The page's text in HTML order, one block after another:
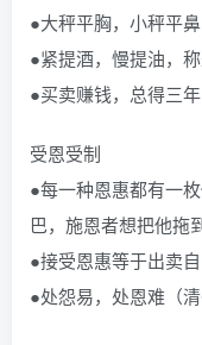
●大秤平胸，小秤平鼻
●紧提酒，慢提油，
●买卖赚钱，总得三年
受恩受制
●每一种恩惠都有一
巴，施恩者想把他拖
●接受恩惠等于出卖自
●处怨易，处恩难（清